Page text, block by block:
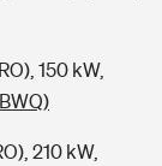
150 kW,
210 kW,